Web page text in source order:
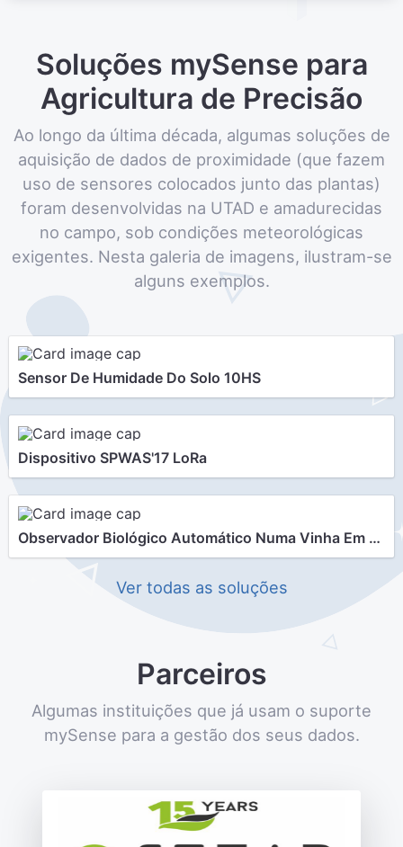
Soluções mySense para
Agricultura de Precisão
Ao longo da última década, algumas soluções de
aquisição de dados de proximidade (que fazem
uso de sensores colocados junto das plantas)
foram desenvolvidas na UTAD e amadurecidas
no campo, sob condições meteorológicas
exigentes. Nesta galeria de imagens, ilustram-se
alguns exemplos.
Sensor De Humidade Do Solo 10HS
Dispositivo SPWAS'17 LoRa
Observador Biológico Automático Numa Vinha Em Lousada.
Ver todas as soluções
Parceiros
Algumas instituições que já usam o suporte
mySense para a gestão dos seus dados.